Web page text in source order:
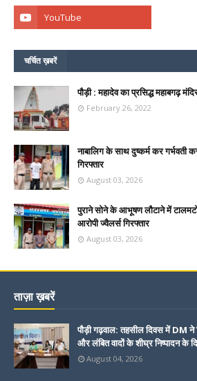
चर्चित ख़बरें
पौड़ी : महादेव का प्रसिद्ध महाबगढ़
February 26, 2022
नाबालिग के साथ दुष्कर्म कर
गिरफ्तार
August 03, 2026
पुराने सोने के आभूषण लौटाने में
आरोपी ज्वैलर्स गिरफ्तार
August 03, 2026
ताज़ा ख़बरें
पौड़ी गढ़वाल: तहसील दिवस में DM ने
और लंबित वादों के शीघ्र निष्पादन के
August 04, 2026